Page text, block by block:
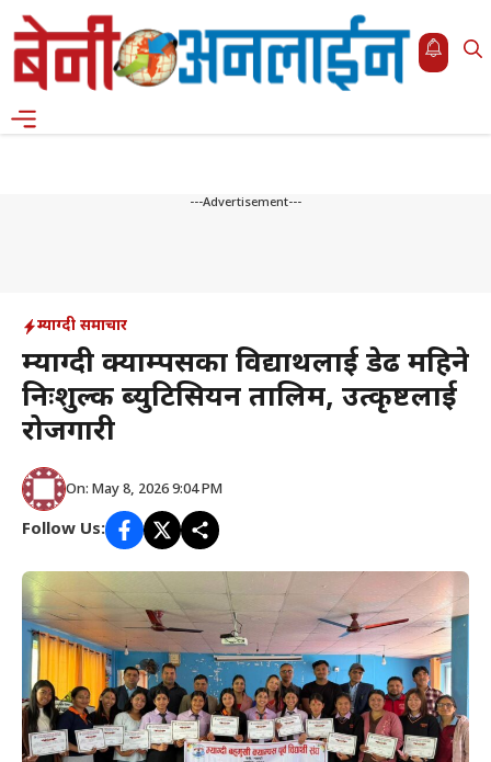
Skip
to
content
---Advertisement---
म्याग्दी समाचार
म्याग्दी क्याम्पसका विद्यार्थीलाई डेढ महिने
निःशुल्क ब्युटिसियन तालिम, उत्कृष्टलाई
रोजगारी
On: May 8, 2026 9:04 PM
Follow Us: